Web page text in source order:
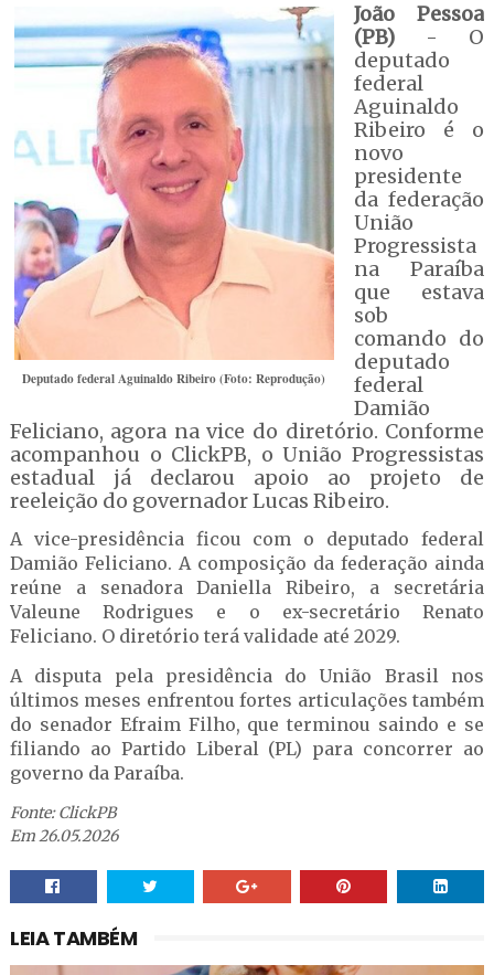
Deputado federal Aguinaldo Ribeiro (Foto: Reprodução)
João Pessoa
(PB)- O
deputado
federal
Aguinaldo
Ribeiro é o
novo
presidente
da federação
União
Progressista
na Paraíba
que estava
sob
comando do
deputado
federal
Damião
Feliciano, agora na vice do diretório. Conforme
acompanhou o ClickPB, o União Progressistas
estadual já declarou apoio ao projeto de
reeleição do governador Lucas Ribeiro.
A vice-presidência ficou com o deputado federal
Damião Feliciano. A composição da federação ainda
reúne a senadora Daniella Ribeiro, a secretária
Valeune Rodrigues e o ex-secretário Renato
Feliciano. O diretório terá validade até 2029.
A disputa pela presidência do União Brasil nos
últimos meses enfrentou fortes articulações também
do senador Efraim Filho, que terminou saindo e se
filiando ao Partido Liberal (PL) para concorrer ao
governo da Paraíba.
Fonte: ClickPB
Em 26.05.2026
LEIA TAMBÉM